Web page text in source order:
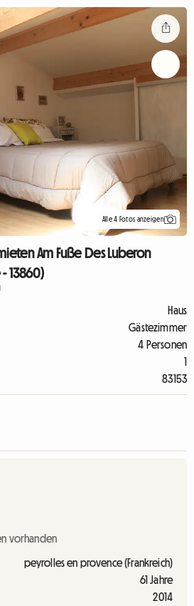
Alle 4 Fotos anzeigen
Am Fuße Des Luberon
13860)
Haus
Gästezimmer
4 Personen
1
83153
vorhanden
peyrolles en provence (Frankreich)
61 Jahre
2014